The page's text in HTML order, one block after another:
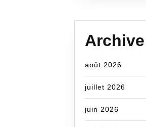
Archive
août 2026
juillet 2026
juin 2026